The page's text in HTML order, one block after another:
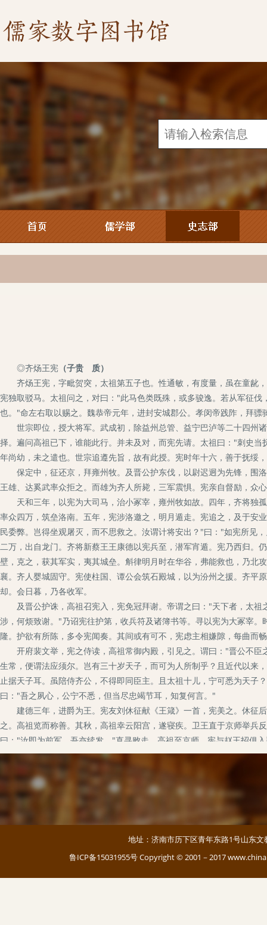
地址：济南市历下区青年东路1号山东
鲁ICP备15031955号Copyright © 2001－2017